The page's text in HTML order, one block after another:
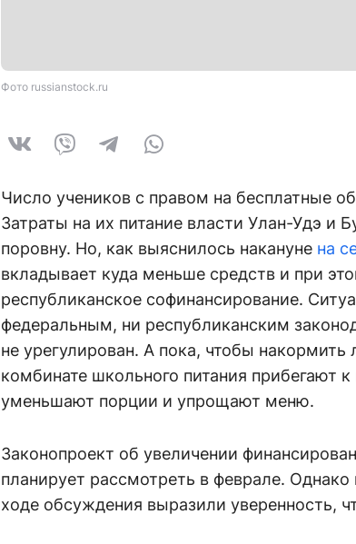
Фото russianstock.ru
Число учеников с правом на бесплатные
Затраты на их питание власти Улан-Удэ и
поровну. Но, как выяснилось накануне на
вкладывает куда меньше средств и при
республиканское софинансирование.
федеральным, ни республиканским
не урегулирован. А пока, чтобы накормить
комбинате школьного питания
уменьшают порции и упрощают меню.
Законопроект об увеличении
планирует рассмотреть в феврале.
ходе обсуждения выразили уверенность,